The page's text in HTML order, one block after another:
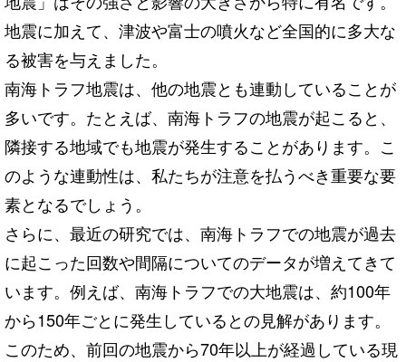
地震に加えて、津波や富士の噴火など全国的に多大な
る被害を与えました。
南海トラフ地震は、他の地震とも連動していることが
多いです。たとえば、南海トラフの地震が起こると、
隣接する地域でも地震が発生することがあります。こ
のような連動性は、私たちが注意を払うべき重要な要
素となるでしょう。
さらに、最近の研究では、南海トラフでの地震が過去
に起こった回数や間隔についてのデータが増えてきて
います。例えば、南海トラフでの大地震は、約100年
から150年ごとに発生しているとの見解があります。
このため、前回の地震から70年以上が経過している現